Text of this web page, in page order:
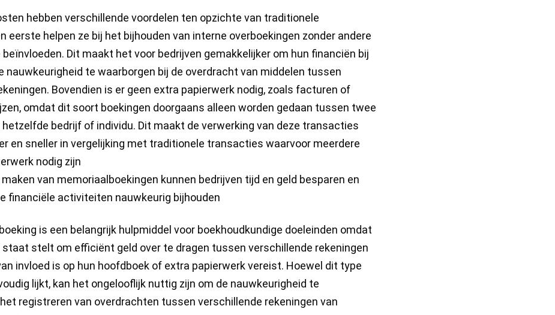
hebben verschillende voordelen ten opzichte van traditionele
eerste helpen ze bij het bijhouden van interne overboekingen zonder andere
Dit maakt het voor bedrijven gemakkelijker om hun financiën bij
nauwkeurigheid te waarborgen bij de overdracht van middelen tussen
Bovendien is er geen extra papierwerk nodig, zoals facturen of
omdat dit soort boekingen doorgaans alleen worden gedaan tussen twee
hetzelfde bedrijf of individu. Dit maakt de verwerking van deze transacties
en sneller in vergelijking met traditionele transacties waarvoor meerdere
nodig zijn
van memoriaalboekingen kunnen bedrijven tijd en geld besparen en
financiële activiteiten nauwkeurig bijhouden
is een belangrijk hulpmiddel voor boekhoudkundige doeleinden omdat
staat stelt om efficiënt geld over te dragen tussen verschillende rekeningen
invloed is op hun hoofdboek of extra papierwerk vereist. Hoewel dit type
lijkt, kan het ongelooflijk nuttig zijn om de nauwkeurigheid te
registreren van overdrachten tussen verschillende rekeningen van